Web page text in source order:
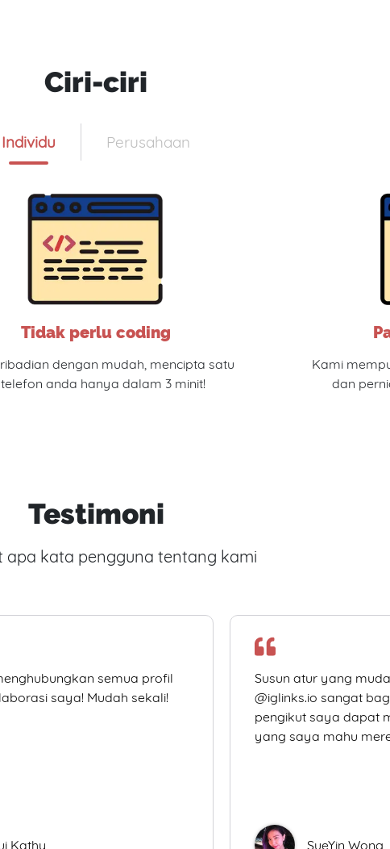
Ciri-ciri
Individu Perusahaan
Tidak perlu coding
dengan mudah, mencipta satu
anda hanya dalam 3 minit!
Kami
dan
Testimoni
apa kata pengguna tentang kami
semua profil
saya! Mudah sekali!
Kathy
Susun atur yang
@iglinks.io sangat
pengikut saya dapat
yang saya mahu
SueYin Wong